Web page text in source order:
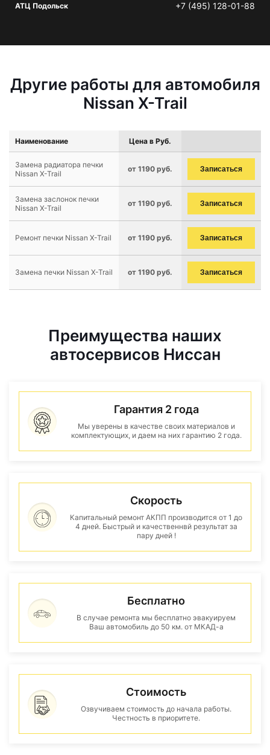
АТЦ Подольск +7 (495) 128-01-88
Другие работы для автомобиля
Nissan X-Trail
Наименование Цена в Руб.
Замена радиатора печки
Nissan X-Trail
от 1190 руб. Записаться
Замена заслонок печки
Nissan X-Trail
от 1190 руб. Записаться
Ремонт печки Nissan X-Trail от 1190 руб. Записаться
Замена печки Nissan X-Trail от 1190 руб. Записаться
Преимущества наших
автосервисов Ниссан
Гарантия 2 года
Мы уверены в качестве своих материалов и
комплектующих, и даем на них гарантию 2 года.
Скорость
Капитальный ремонт АКПП производится от 1 до
4 дней. Быстрый и качественнвй результат за
пару дней !
Бесплатно
В случае ремонта мы бесплатно эвакуируем
Ваш автомобиль до 50 км. от МКАД-а
Стоимость
Озвучиваем стоимость до начала работы.
Честность в приоритете.